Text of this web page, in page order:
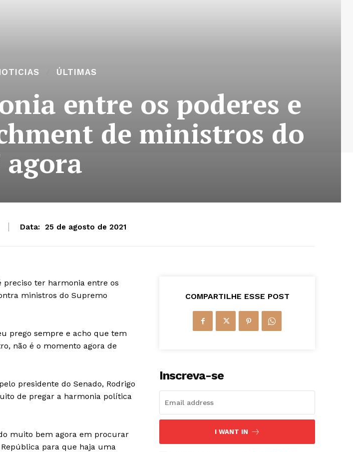
ÚLTIMAS
entre os poderes e
de ministros do
agora
Data: 25 de agosto de 2021
preciso ter harmonia entre os
ministros do Supremo
prego sempre e acho que tem
não é o momento agora de
presidente do Senado, Rodrigo
de pregar a harmonia política
muito bem agora em procurar
para que haja uma
COMPARTILHE ESSE POST
Inscreva-se
I WANT IN